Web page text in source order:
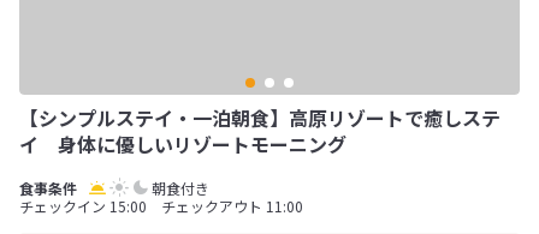
【シンプルステイ・一泊朝食】高原リゾートで癒しステ
イ 身体に優しいリゾートモーニング
朝食付き
チェックイン 15:00 チェックアウト 11:00